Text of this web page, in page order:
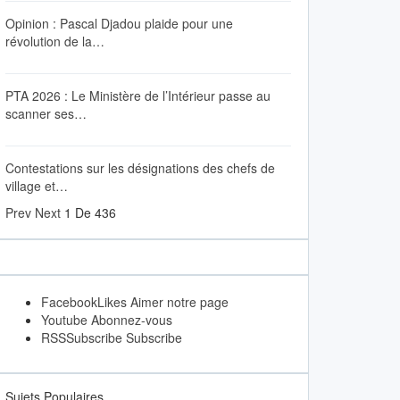
Opinion : Pascal Djadou plaide pour une
révolution de la…
PTA 2026 : Le Ministère de l’Intérieur passe au
scanner ses…
Contestations sur les désignations des chefs de
village et…
Prev Next 1 De 436
FacebookLikes Aimer notre page
Youtube Abonnez-vous
RSSSubscribe Subscribe
Sujets Populaires